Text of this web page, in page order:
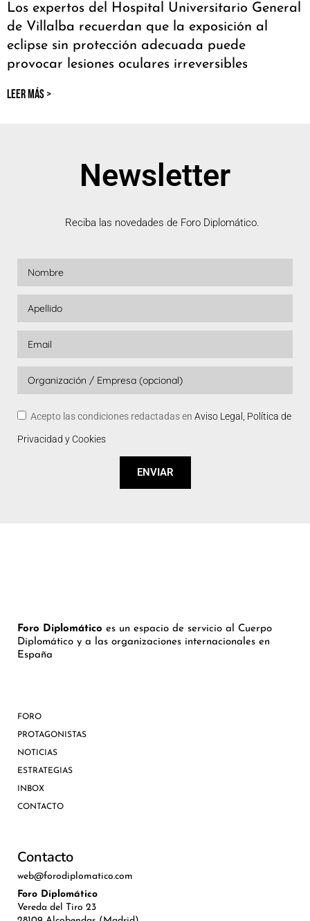
Los expertos del Hospital Universitario General
de Villalba recuerdan que la exposición al
eclipse sin protección adecuada puede
provocar lesiones oculares irreversibles
LEER MÁS >
Newsletter
Reciba las novedades de Foro Diplomático.
Acepto las condiciones redactadas en Aviso Legal, Política de
Privacidad y Cookies
ENVIAR
Foro Diplomático es un espacio de servicio al Cuerpo
Diplomático y a las organizaciones internacionales en
España
FORO
PROTAGONISTAS
NOTICIAS
ESTRATEGIAS
INBOX
CONTACTO
Contacto
web@forodiplomatico.com
Foro Diplomático
Vereda del Tiro 23